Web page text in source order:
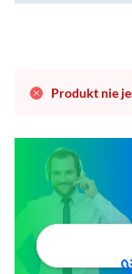
Produkt nie